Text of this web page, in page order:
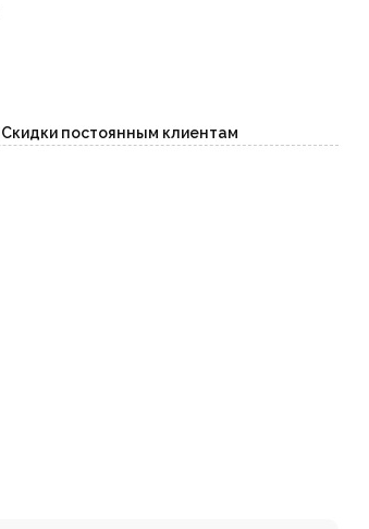
Скидки постоянным клиентам